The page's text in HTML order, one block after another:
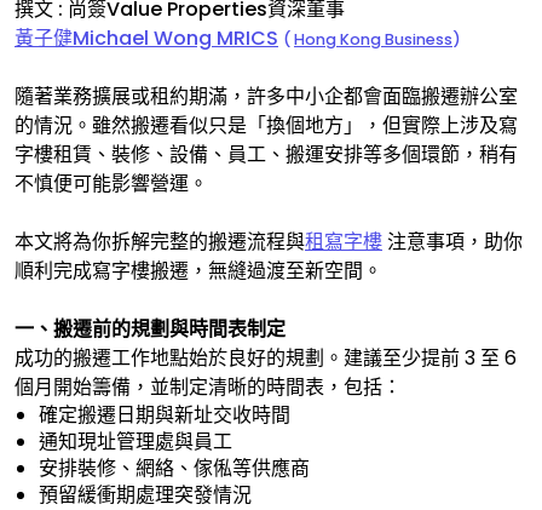
撰文 : 尚簽Value Properties資深董事
黃子健Michael Wong MRICS ( Hong Kong Business)
隨著業務擴展或租約期滿，許多中小企都會面臨搬遷辦公室
的情況。雖然搬遷看似只是「換個地方」，但實際上涉及寫
字樓租賃、裝修、設備、員工、搬運安排等多個環節，稍有
不慎便可能影響營運。
本文將為你拆解完整的搬遷流程與租寫字樓注意事項，助你
順利完成寫字樓搬遷，無縫過渡至新空間。
一、搬遷前的規劃與時間表制定
成功的搬遷工作地點始於良好的規劃。建議至少提前 3 至 6
個月開始籌備，並制定清晰的時間表，包括：
確定搬遷日期與新址交收時間
通知現址管理處與員工
安排裝修、網絡、傢俬等供應商
預留緩衝期處理突發情況